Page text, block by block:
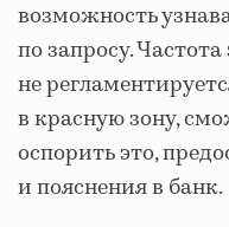
возможность
по запросу. Частота
не
в красную зону,
оспорить это,
и пояснения в банк.